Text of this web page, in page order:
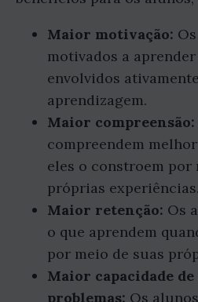
Maior motivação:
motivados a
envolvidos
aprendizagem.
Maior compreensão:
compreendem
eles o constroem por
próprias experiências.
Maior retenção: Os
o que aprendem
por meio de suas
Maior capacidade
problemas: Os